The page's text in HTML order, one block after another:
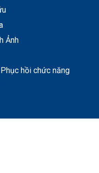
Ảnh
hồi chức năng